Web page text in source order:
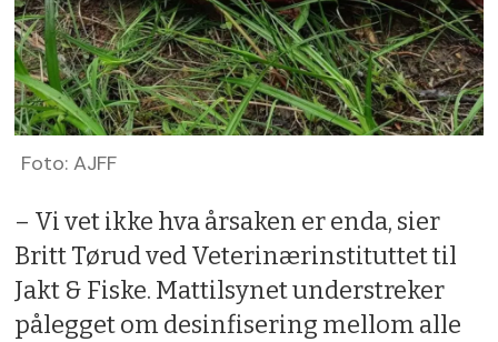
Foto: AJFF
– Vi vet ikke hva årsaken er enda, sier
Britt Tørud ved Veterinærinstituttet til
Jakt & Fiske. Mattilsynet understreker
pålegget om desinfisering mellom alle